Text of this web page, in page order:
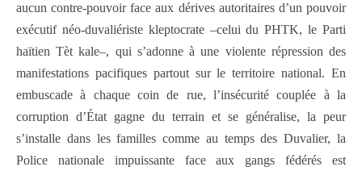
aucun contre-pouvoir face aux dérives autoritaires d’un pouvoir
exécutif néo-duvaliériste kleptocrate –celui du PHTK, le Parti
haïtien Tèt kale–, qui s’adonne à une violente répression des
manifestations pacifiques partout sur le territoire national. En
embuscade à chaque coin de rue, l’insécurité couplée à la
corruption d’État gagne du terrain et se généralise, la peur
s’installe dans les familles comme au temps des Duvalier, la
Police nationale impuissante face aux gangs fédérés est